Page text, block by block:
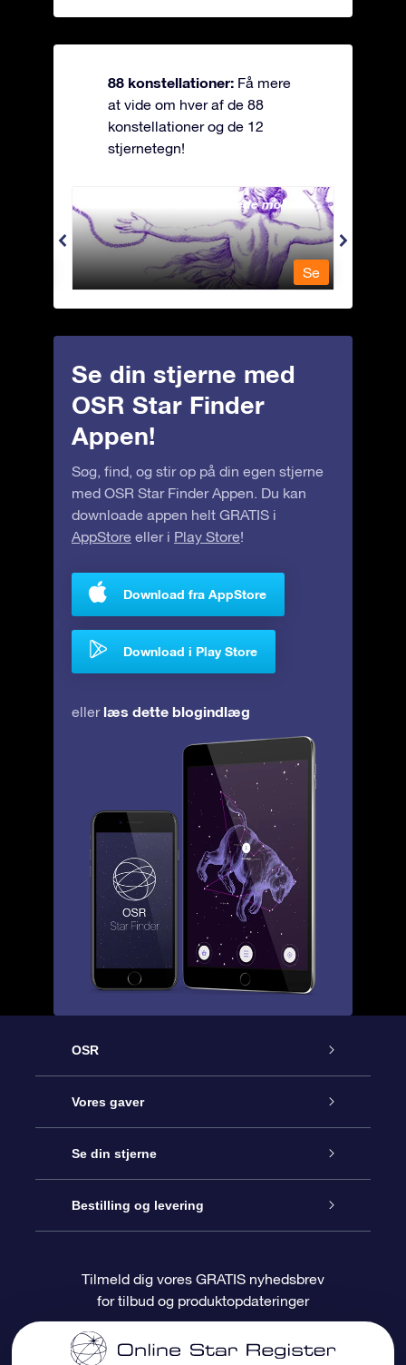
88 konstellationer: Få mere
at vide om hver af de 88
konstellationer og de 12
stjernetegn!
Andromeda - Den lænkede mø
Se
Se din stjerne med
OSR Star Finder
Appen!
Søg, find, og stir op på din egen stjerne
med OSR Star Finder Appen. Du kan
downloade appen helt GRATIS i
AppStore eller i Play Store!
Download fra AppStore
Download i Play Store
eller læs dette blogindlæg
OSR
Kundeservice
Kontakt os
Bloggen
Anmeldelser
Vores gaver
Online Stjernegave
OSR Gavepakke
OSR Gavekortet
Firmagaver
Se din stjerne
Star Register
Personliggjort Stjerneside
One Million Stars
Bestilling og levering
Betalingsinformation
Forsendelsesoplysninger
Tilmeld dig vores GRATIS nyhedsbrev
for tilbud og produktopdateringer